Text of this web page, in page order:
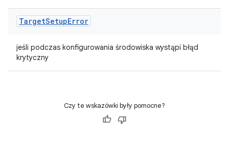
TargetSetupError
jeśli podczas konfigurowania środowiska wystąpi błąd
krytyczny
Czy te wskazówki były pomocne?